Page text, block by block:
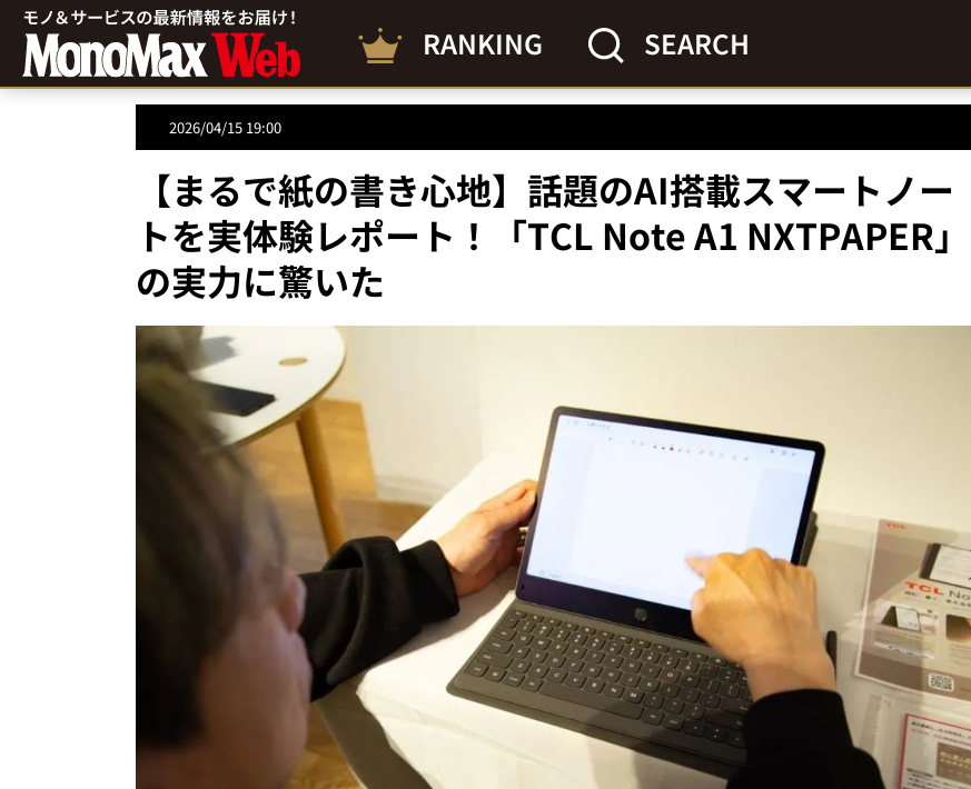
RANKING SEARCH
2026/04/15 19:00
【まるで紙の書き心地】話題のAI搭載スマートノー
トを実体験レポート！「TCL Note A1 NXTPAPER」
の実力に驚いた